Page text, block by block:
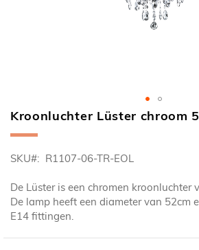
Ga
naar
begin
de
afbeeldingen-
gallerij
Kroonluchter Lüster chroom
SKU R1107-06-TR-EOL
De Lüster is een chromen kroonluchter
De lamp heeft een diameter van 52cm
E14 fittingen.